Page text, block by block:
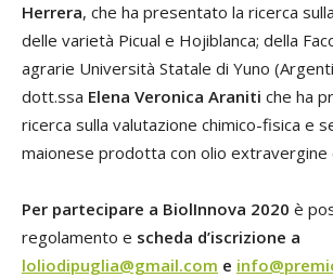
Herrera, che ha presentato la ricerca
delle varietà Picual e Hojiblanca; della
agrarie Università Statale di Yuno
dott.ssa Elena Veronica Araniti che ha
ricerca sulla valutazione chimico-fisica e
maionese prodotta con olio extravergine
Per partecipare a BiolInnova 2020 è
regolamento e scheda d’iscrizione a
loliodipuglia@gmail.com e